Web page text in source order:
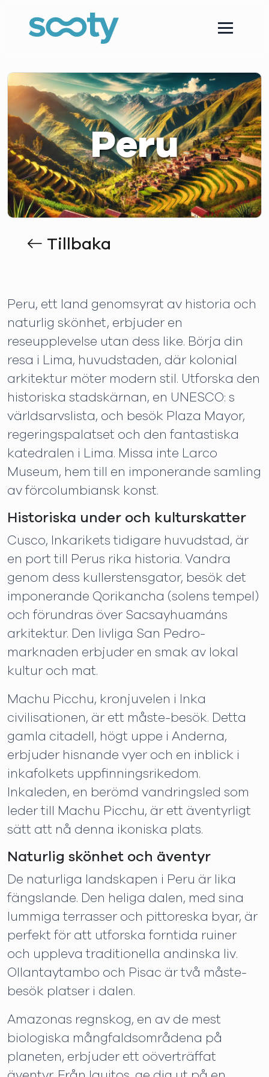
Peru
Tillbaka
Peru, ett land genomsyrat av historia och
naturlig skönhet, erbjuder en
reseupplevelse utan dess like. Börja din
resa i Lima, huvudstaden, där kolonial
arkitektur möter modern stil. Utforska den
historiska stadskärnan, en UNESCO: s
världsarvslista, och besök Plaza Mayor,
regeringspalatset och den fantastiska
katedralen i Lima. Missa inte Larco
Museum, hem till en imponerande samling
av förcolumbiansk konst.
Historiska under och kulturskatter
Cusco, Inkarikets tidigare huvudstad, är
en port till Perus rika historia. Vandra
genom dess kullerstensgator, besök det
imponerande Qorikancha (solens tempel)
och förundras över Sacsayhuamáns
arkitektur. Den livliga San Pedro-
marknaden erbjuder en smak av lokal
kultur och mat.
Machu Picchu, kronjuvelen i Inka
civilisationen, är ett måste-besök. Detta
gamla citadell, högt uppe i Anderna,
erbjuder hisnande vyer och en inblick i
inkafolkets uppfinningsrikedom.
Inkaleden, en berömd vandringsled som
leder till Machu Picchu, är ett äventyrligt
sätt att nå denna ikoniska plats.
Naturlig skönhet och äventyr
De naturliga landskapen i Peru är lika
fängslande. Den heliga dalen, med sina
lummiga terrasser och pittoreska byar, är
perfekt för att utforska forntida ruiner
och uppleva traditionella andinska liv.
Ollantaytambo och Pisac är två måste-
besök platser i dalen.
Amazonas regnskog, en av de mest
biologiska mångfaldsområdena på
planeten, erbjuder ett oöverträffat